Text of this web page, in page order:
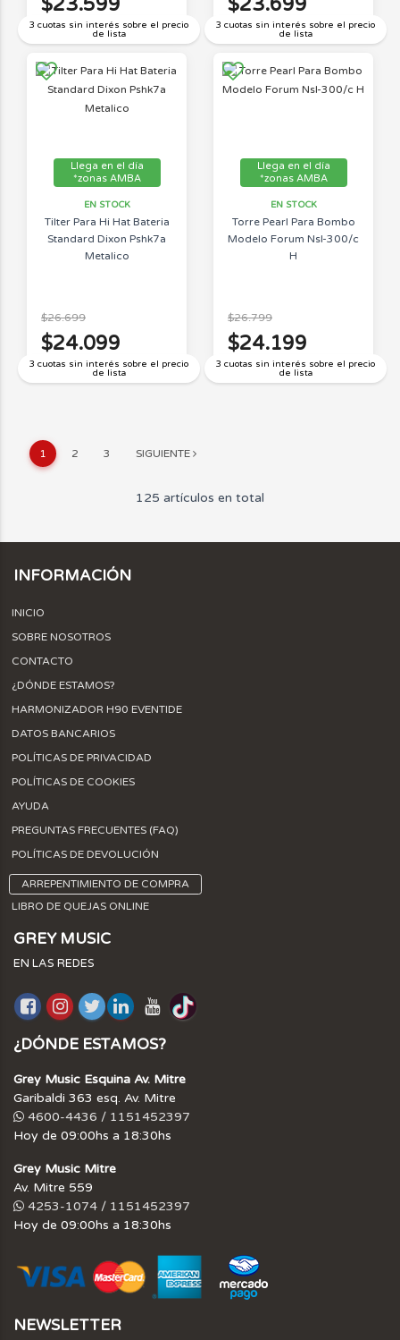
3 cuotas sin interés sobre el precio
de lista
3 cuotas sin interés sobre el precio
de lista
Llega en el día
*zonas AMBA
EN STOCK
Tilter Para Hi Hat Bateria
Standard Dixon Pshk7a
Metalico
3 cuotas sin interés sobre el precio
de lista
$26.699
$24.099
Llega en el día
*zonas AMBA
EN STOCK
Torre Pearl Para Bombo
Modelo Forum Nsl-300/c
H
3 cuotas sin interés sobre el precio
de lista
$26.799
$24.199
1 2 3 SIGUIENTE
125 artículos en total
INFORMACIÓN
INICIO
SOBRE NOSOTROS
CONTACTO
¿DÓNDE ESTAMOS?
HARMONIZADOR H90 EVENTIDE
DATOS BANCARIOS
POLÍTICAS DE PRIVACIDAD
POLÍTICAS DE COOKIES
AYUDA
PREGUNTAS FRECUENTES (FAQ)
POLÍTICAS DE DEVOLUCIÓN
ARREPENTIMIENTO DE COMPRA
LIBRO DE QUEJAS ONLINE
GREY MUSIC
EN LAS REDES
¿DÓNDE ESTAMOS?
Grey Music Esquina Av. Mitre
Garibaldi 363 esq. Av. Mitre
4600-4436 / 1151452397
Hoy de 09:00hs a 18:30hs
Grey Music Mitre
Av. Mitre 559
4253-1074 / 1151452397
Hoy de 09:00hs a 18:30hs
NEWSLETTER